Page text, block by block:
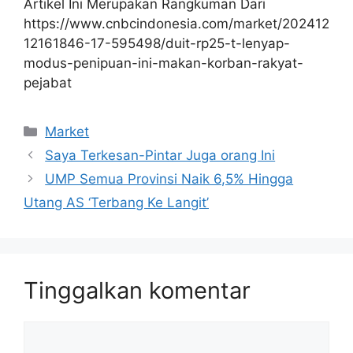
Artikel Ini Merupakan Rangkuman Dari
https://www.cnbcindonesia.com/market/202412
12161846-17-595498/duit-rp25-t-lenyap-
modus-penipuan-ini-makan-korban-rakyat-
pejabat
Kategori
Market
Saya Terkesan-Pintar Juga orang Ini
UMP Semua Provinsi Naik 6,5% Hingga
Utang AS ‘Terbang Ke Langit’
Tinggalkan komentar